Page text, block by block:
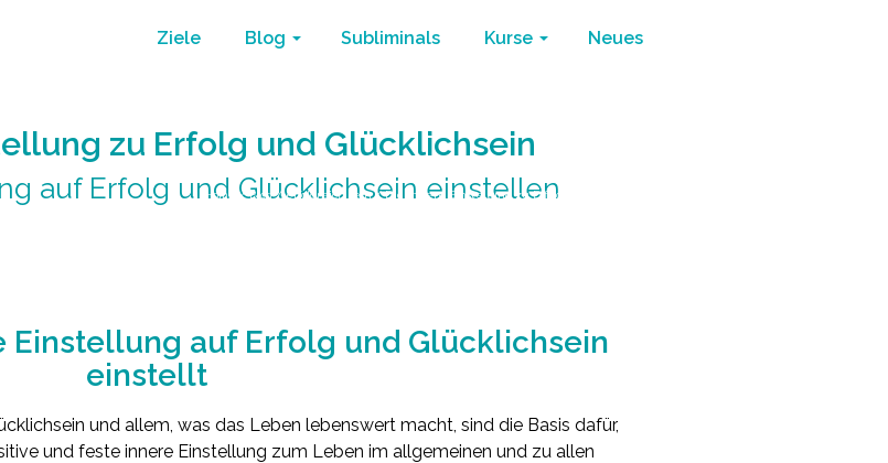
Ziele Blog Subliminals Kurse Neues
zu Erfolg und Glücklichsein
auf Erfolg und Glücklichsein einstellen
Home / Blog / erfolgreich sein / Die innere Einstellung zu Erfolg und Glücklichsein
Einstellung auf Erfolg und Glücklichsein
einstellt
und allem, was das Leben lebenswert macht, sind die Basis dafür,
und feste innere Einstellung zum Leben im allgemeinen und zu allen